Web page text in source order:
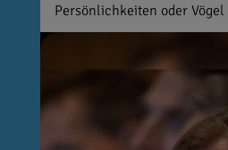
Persönlichkeiten oder Vögel